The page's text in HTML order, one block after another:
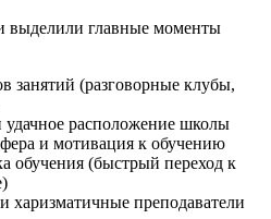
выделили главные моменты
занятий (разговорные клубы,
удачное расположение школы
и мотивация к обучению
обучения (быстрый переход к
преподаватели